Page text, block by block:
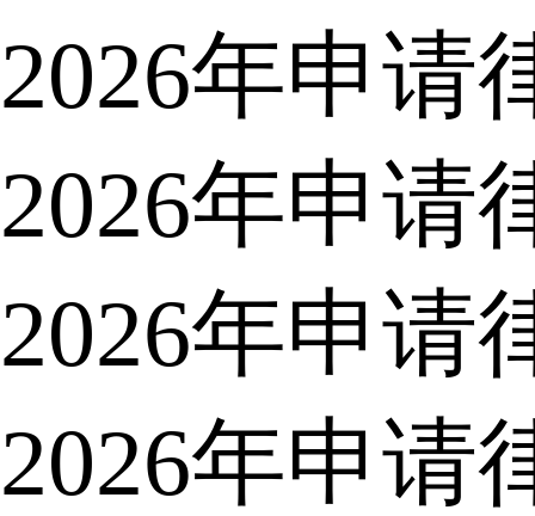
2026年申请
2026年申请
2026年申请
2026年申请